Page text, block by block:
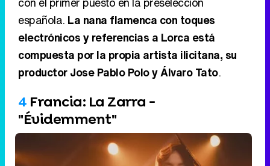
4Francia: La Zarra -
"Évidemment"